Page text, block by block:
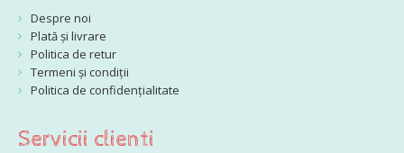
Despre noi
Plată și livrare
Politica de retur
Termeni și condiții
Politica de confidențialitate
Servicii clienti